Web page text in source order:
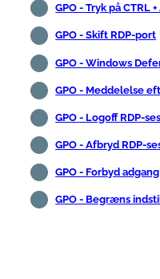
GPO - Tryk på CTRL
GPO - Skift RDP-port
GPO - Windows
GPO - Meddelelse
GPO - Logoff RDP-
GPO - Afbryd RDP-
GPO - Forbyd
GPO - Begræns